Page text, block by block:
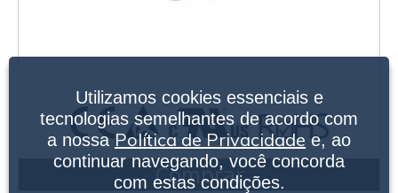
Comprar
Utilizamos cookies essenciais e
tecnologias semelhantes de acordo com
a nossaPolítica de Privacidade e, ao
continuar navegando, você concorda
com estas condições.